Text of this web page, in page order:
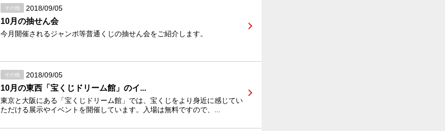
その他 2018/09/05
10月の抽せん会
今月開催されるジャンボ等普通くじの抽せん会をご紹介します。
その他 2018/09/05
10月の東西「宝くじドリーム館」のイ...
東京と大阪にある「宝くじドリーム館」では、宝くじをより身近に感じてい
ただける展示やイベントを開催しています。入場は無料ですので、...